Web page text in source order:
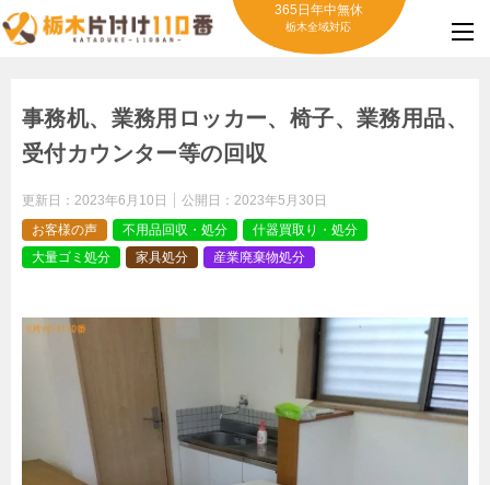
365日年中無休
栃木全域対応
事務机、業務用ロッカー、椅子、業務用品、
受付カウンター等の回収
更新日： 2023年6月10日 公開日： 2023年5月30日
お客様の声
不用品回収・処分
什器買取り・処分
大量ゴミ処分
家具処分 産業廃棄物処分